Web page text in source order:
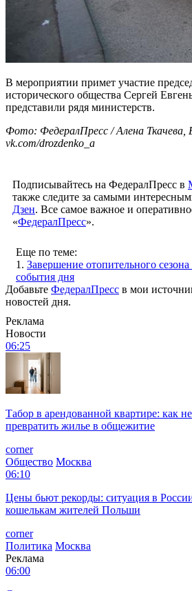
В мероприятии примет участие
исторического общества Сергей
представили рядя министерств.
Фото: ФедералПресс / Алена Ткачева,
vk.com/drozdenko_a
Подписывайтесь на ФедералПресс в
также следите за самыми
Дзен. Все самое важное и
«ФедералПресс».
Еще по теме:
1. Завершение отопительного
события дня
Добавьте ФедералПресс в мои
новостей дня.
Реклама
Новости
06:25
Табор в арендованной квартире: как
превратить жилье в общежитие
corner
Общество Москва
06:10
Цены бьют рекорды: ситуация в
кошелькам жителей Польши
corner
Политика Москва
Реклама
06:00